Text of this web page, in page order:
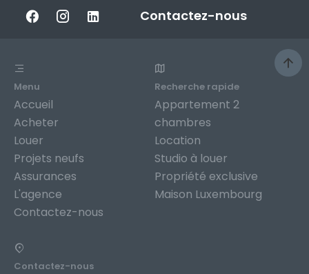
Contactez-nous
Menu
Accueil
Acheter
Louer
Projets neufs
Assurances
L'agence
Contactez-nous
Recherche rapide
Appartement 2
chambres
Location
Studio à louer
Propriété exclusive
Maison Luxembourg
Contactez-nous